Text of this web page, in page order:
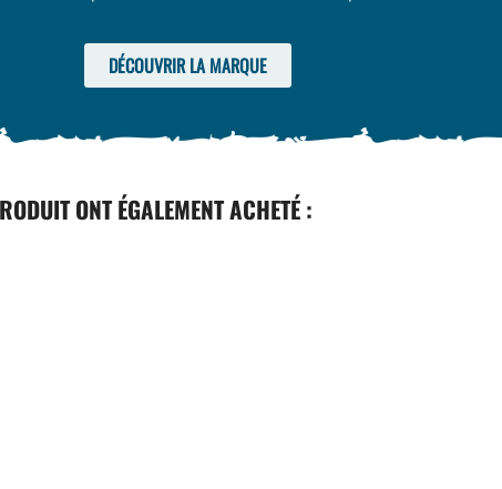
DÉCOUVRIR LA MARQUE
ONT ÉGALEMENT ACHETÉ :